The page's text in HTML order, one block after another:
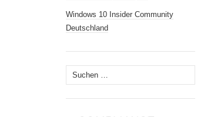
Windows 10 Insider Community
Deutschland
Suchen
nach: